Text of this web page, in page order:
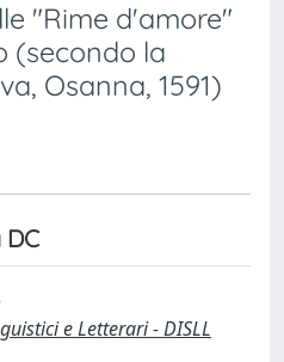
"Rime d'amore"
(secondo la
Osanna, 1591)
DC
e Letterari - DISLL